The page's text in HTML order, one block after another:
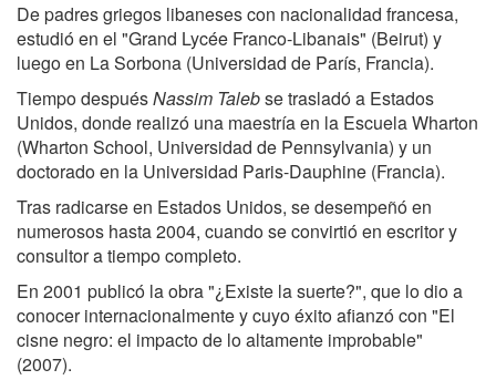
De padres griegos libaneses con nacionalidad francesa,
estudió en el "Grand Lycée Franco-Libanais" (Beirut) y
luego en La Sorbona (Universidad de París, Francia).
Tiempo despuésNassim Talebse trasladó a Estados
Unidos, donde realizó una maestría en la Escuela Wharton
(Wharton School, Universidad de Pennsylvania) y un
doctorado en la Universidad Paris-Dauphine (Francia).
Tras radicarse en Estados Unidos, se desempeñó en
numerosos hasta 2004, cuando se convirtió en escritor y
consultor a tiempo completo.
En 2001 publicó la obra "¿Existe la suerte?", que lo dio a
conocer internacionalmente y cuyo éxito afianzó con "El
cisne negro: el impacto de lo altamente improbable"
(2007).